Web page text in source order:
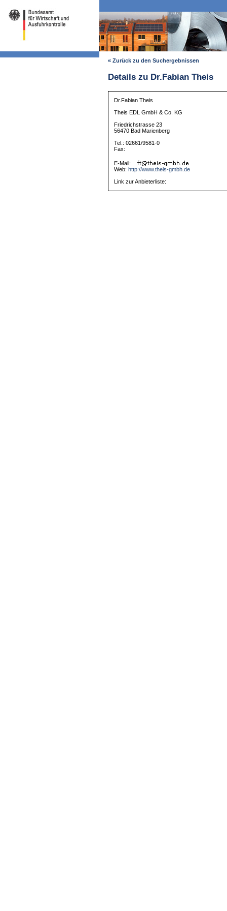
« Zurück zu den Suchergebnissen
Details zu Dr.Fabian Theis
Dr.Fabian Theis
Theis EDL GmbH & Co. KG
Friedrichstrasse 23
56470 Bad Marienberg
Tel.: 02661/9581-0
Fax:
E-Mail:
Web: http://www.theis-gmbh.de
Link zur Anbieterliste: